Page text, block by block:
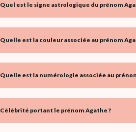
Quel est le signe astrologique du prénom
Quelle est la couleur associée au prénom
Quelle est la numérologie associée au
Célébrité portant le prénom Agathe ?